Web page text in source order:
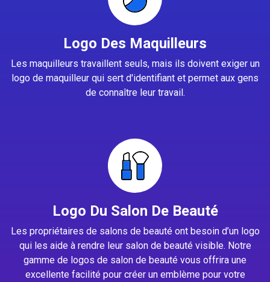
Logo Des Maquilleurs
Les maquilleurs travaillent seuls, mais ils doivent exiger un
logo de maquilleur qui sert d'identifiant et permet aux gens
de connaître leur travail.
Logo Du Salon De Beauté
Les propriétaires de salons de beauté ont besoin d’un logo
qui les aide à rendre leur salon de beauté visible. Notre
gamme de logos de salon de beauté vous offrira une
excellente facilité pour créer un emblème pour votre